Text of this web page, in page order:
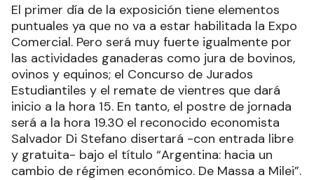
El primer día de la exposición tiene elementos
puntuales ya que no va a estar habilitada la Expo
Comercial. Pero será muy fuerte igualmente por
las actividades ganaderas como jura de bovinos,
ovinos y equinos; el Concurso de Jurados
Estudiantiles y el remate de vientres que dará
inicio a la hora 15. En tanto, el postre de jornada
será a la hora 19.30 el reconocido economista
Salvador Di Stefano disertará -con entrada libre
y gratuita- bajo el título “Argentina: hacia un
cambio de régimen económico. De Massa a Milei”.